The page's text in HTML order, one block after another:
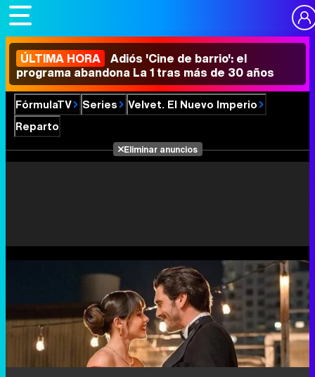
ÚLTIMA HORA Adiós 'Cine de barrio': el
programa abandona La 1 tras más de 30 años
FórmulaTV Series
Velvet. El Nuevo Imperio
Reparto
Eliminar anuncios